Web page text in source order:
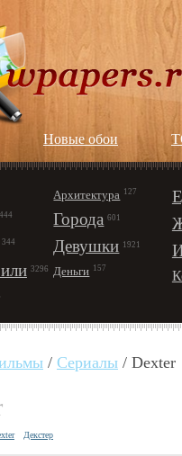
Новые обои
444
344
3296
Архитектура 127
Города 601
Девушки 1921
Деньги 157
/ Сериалы / Dexter
Декстер